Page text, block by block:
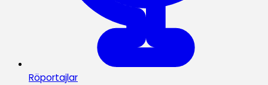
Röportajlar